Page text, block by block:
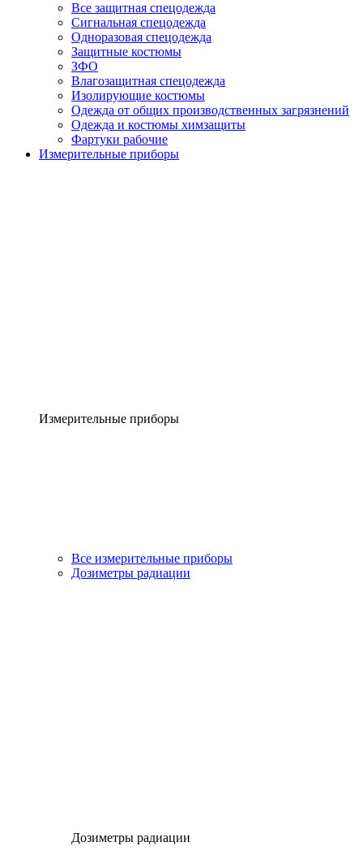
Все защитная спецодежда
Сигнальная спецодежда
Одноразовая спецодежда
Защитные костюмы
ЗФО
Влагозащитная спецодежда
Изолирующие костюмы
Одежда от общих производственных загрязнений
Одежда и костюмы химзащиты
Фартуки рабочие
Измерительные приборы
Измерительные приборы
Все измерительные приборы
Дозиметры радиации
Дозиметры радиации